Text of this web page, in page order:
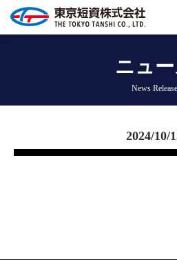
ニュ
News Release
2024/10/